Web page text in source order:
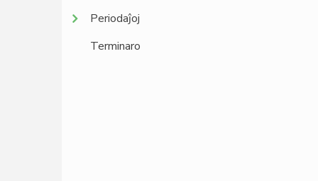
Periodaĵoj
Terminaro